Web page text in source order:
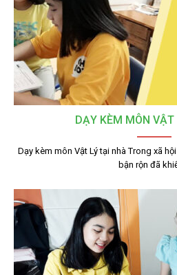
DẠY KÈM MÔN VẬT
Dạy kèm môn Vật Lý tại nhà Trong xã
bận rộn đã